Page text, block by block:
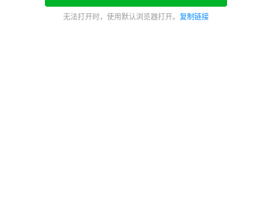
无法打开时，使用默认浏览器打开。 复制链接